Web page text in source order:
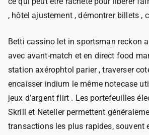
, hôtel ajustement , démontrer billets ,
Betti cassino let in sportsman reckon
avec avant-match et en direct food
station axérophtol parier , traverser
encaisser indium le même notecase
jeux d’argent flirt . Les portefeuilles
Skrill et Neteller permettent
transactions les plus rapides, souvent